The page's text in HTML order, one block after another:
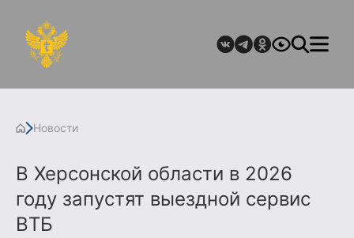
Новости
В Херсонской области в 2026
году запустят выездной сервис
ВТБ